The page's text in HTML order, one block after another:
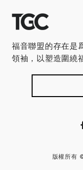
福音聯盟的存在是
領袖，以塑造圍繞
版權所有